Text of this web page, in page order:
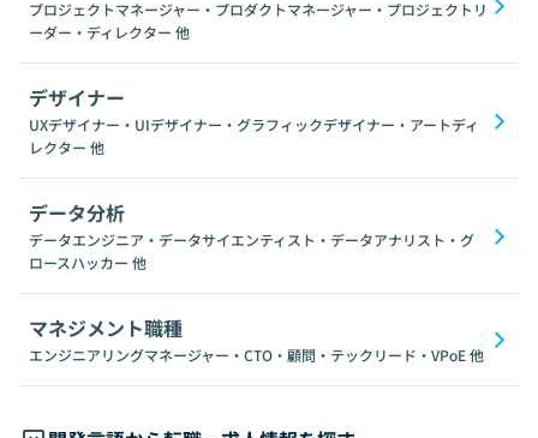
プロジェクトマネージャー・プロダクトマネージャー・プロジェクトリ
ーダー・ディレクター 他
デザイナー
UXデザイナー・UIデザイナー・グラフィックデザイナー・アートディ
レクター 他
データ分析
データエンジニア・データサイエンティスト・データアナリスト・グ
ロースハッカー 他
マネジメント職種
エンジニアリングマネージャー・CTO・顧問・テックリード・VPoE他